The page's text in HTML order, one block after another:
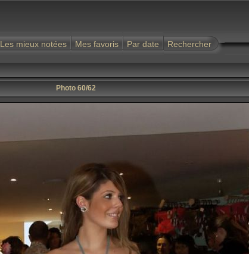
Les mieux notées Mes favoris Par date Rechercher
Photo 60/62